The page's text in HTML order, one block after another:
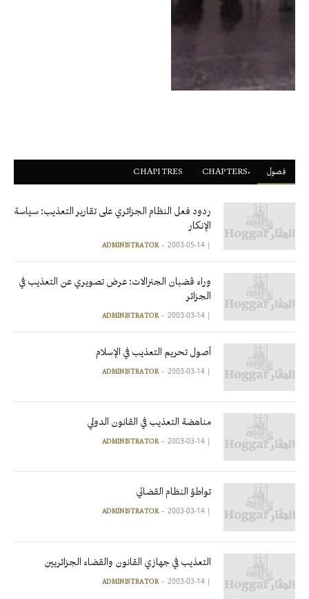
فصول CHAPITRES
ردود فعل النظام الجزائري على تقارير التعذيب: سياسة
الإنكار
|
ADMINISTRATOR 2003-05-14
وراء قضبان الجنرالات: عرض تصويري عن التعذيب في
الجزائر
|
ADMINISTRATOR 2003-03-14
أصول تحريم التعذيب في الإسلام
|
ADMINISTRATOR 2003-03-14
مناهضة التعذيب في القانون الدولي
|
ADMINISTRATOR 2003-03-14
تواطؤ النظام القضائي
|
ADMINISTRATOR 2003-03-14
التعذيب في جهازي القانون والقضاء الجزائريين
|
ADMINISTRATOR 2003-03-14